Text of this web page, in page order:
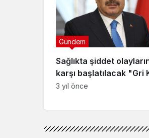
Sağlıkta şiddet
karşı başlatılacak "Gri
uygulamasında sona
Gündem
3 yıl önce